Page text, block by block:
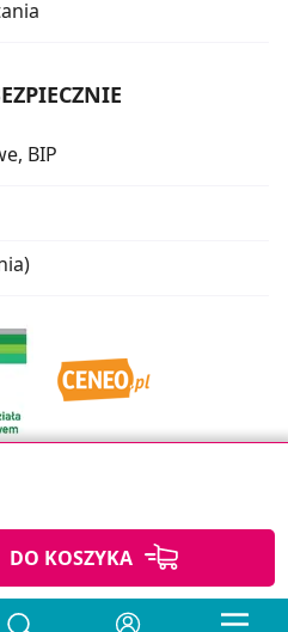
DO KOSZYKA
BIP
APTUSSHOP
MEDICARE.PL iAPTUS.PL